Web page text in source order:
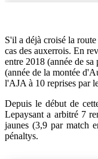
S'il a déjà croisé la
cas des auxerrois. En
entre 2018 (année de
(année de la montée
l'AJA à 10 reprises par
Depuis le début de
Lepaysant a arbitré 7
jaunes (3,9 par match
pénaltys.